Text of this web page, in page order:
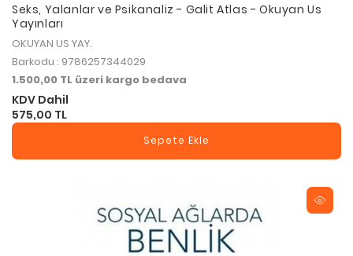
Seks, Yalanlar ve Psikanaliz - Galit Atlas - Okuyan Us
Yayınları
OKUYAN US YAY.
Barkodu : 9786257344029
1.500,00 TL üzeri kargo bedava
KDV Dahil
575,00 TL
Sepete Ekle